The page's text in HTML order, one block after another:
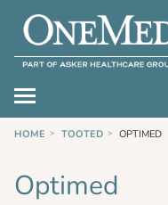
HOME TOOTED OPTIMED
Optimed